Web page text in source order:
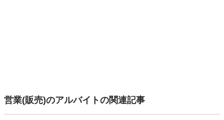
営業(販売)のアルバイトの関連記事